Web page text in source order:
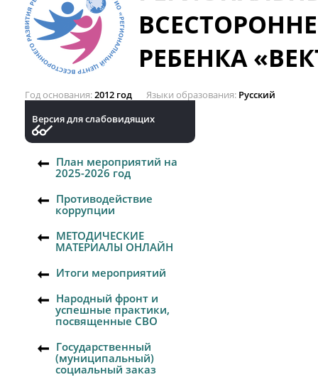
РЕБЕНКА
Год основания 2012 год Языки образования Русский
Версия для слабовидящих
План мероприятий на
2025-2026 год
Противодействие
коррупции
МЕТОДИЧЕСКИЕ
МАТЕРИАЛЫ ОНЛАЙН
Итоги мероприятий
Народный фронт и
успешные практики,
посвященные СВО
Государственный
(муниципальный)
социальный заказ